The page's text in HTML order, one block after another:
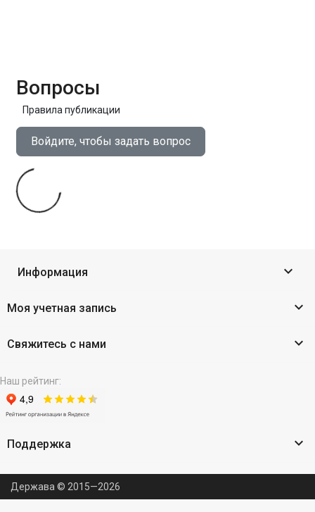
Вопросы
Правила публикации
Войдите, чтобы задать вопрос
Информация 
Моя учетная запись 
Свяжитесь с нами 
Наш рейтинг:
Поддержка 
Держава © 2015—2026